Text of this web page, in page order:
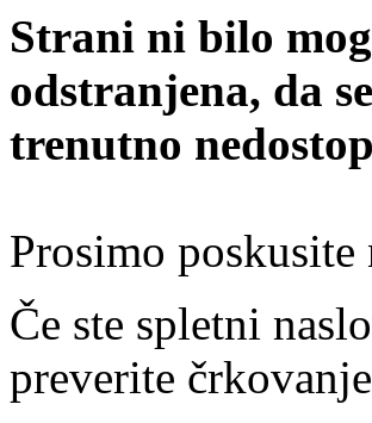
Strani ni bilo
odstranjena, da
trenutno
Prosimo poskusite
Če ste spletni
preverite